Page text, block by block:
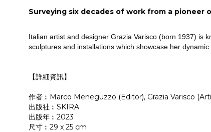
Surveying six decades of work from a pioneer
Italian artist and designer Grazia Varisco (born 1937) is
sculptures and installations which showcase her
【詳細資訊】
作者︰ Marco Meneguzzo (Editor), Grazia Varisco
出版社︰ SKIRA
出版年︰2023
尺寸︰29 x 25 cm